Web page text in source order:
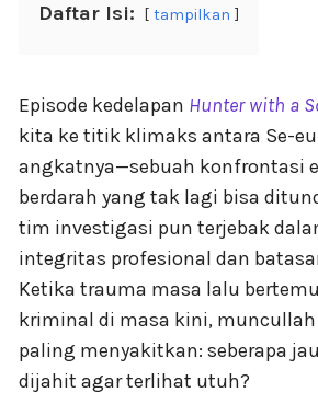
Daftar Isi: tampilkan
Episode kedelapan Hunter with a
kita ke titik klimaks antara Se-
angkatnya—sebuah konfrontasi
berdarah yang tak lagi bisa
tim investigasi pun terjebak
integritas profesional dan
Ketika trauma masa lalu
kriminal di masa kini, muncullah
paling menyakitkan: seberapa
dijahit agar terlihat utuh?